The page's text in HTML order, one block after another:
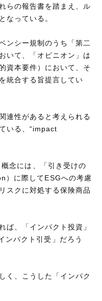
らの報告書を踏まえ、ル
なっている。
ンシー規制のうち「第二
いて、「オピニオン」は
資本要件）において、そ
統合する旨提言してい
連性があると考えられる
いる、“impact
念には、「引き受けの
）に際してESGへの考慮
スクに対処する保険商品
ば、「インパクト投資」
ンパクト引受」だろう
く、こうした「インパク